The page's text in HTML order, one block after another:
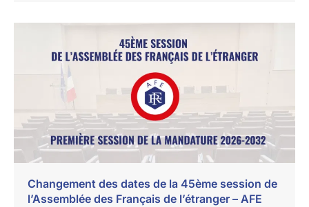
Changement des dates de la 45ème session de
l’Assemblée des Français de l’étranger – AFE